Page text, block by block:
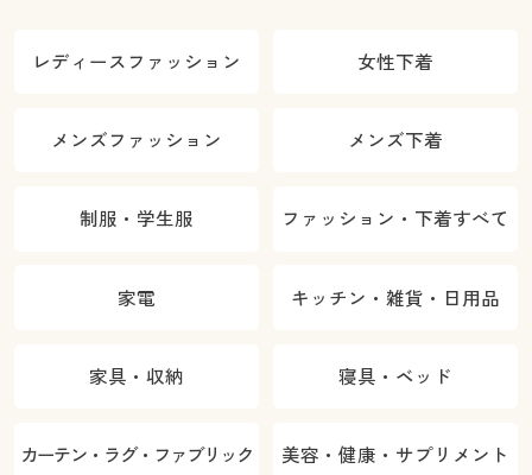
レディースファッション 女性下着
メンズファッション メンズ下着
制服・学生服 ファッション・下着すべて
家電 キッチン・雑貨・日用品
家具・収納 寝具・ベッド
カーテン・ラグ・ファブリック 美容・健康・サプリメント